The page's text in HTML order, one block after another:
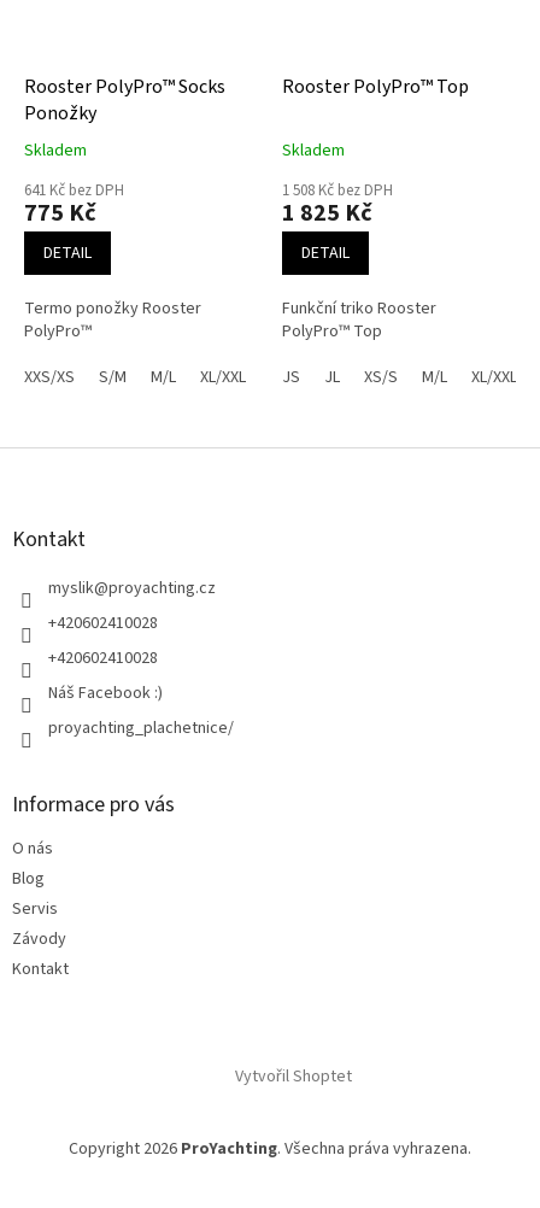
Rooster PolyPro™ Socks
Ponožky
Skladem
641 Kč bez DPH
775 Kč
DETAIL
Termo ponožky Rooster
PolyPro™
XXS/XS
S/M M/L XL/XXL
Rooster PolyPro™ Top
Skladem
1 508 Kč bez DPH
1 825 Kč
DETAIL
Funkční triko Rooster
PolyPro™ Top
JS
JL XS/S M/L XL/XXL
Z
Kontakt
myslik@proyachting.cz
+420602410028
+420602410028
Náš Facebook :)
proyachting_plachetnice/
Informace pro vás
O nás
Blog
Servis
Závody
Kontakt
Vytvořil Shoptet
Copyright 2026 ProYachting. Všechna práva vyhrazena.